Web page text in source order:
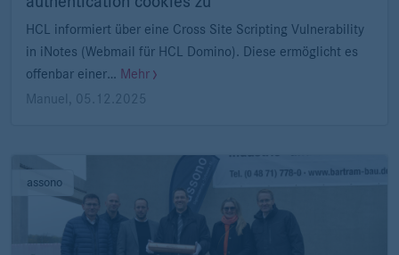
HCL informiert über eine Cross Site Scripting Vulnerability
in iNotes (Webmail für HCL Domino). Diese ermöglicht es
offenbar einer… Mehr
Manuel , 05.12.2025
assono